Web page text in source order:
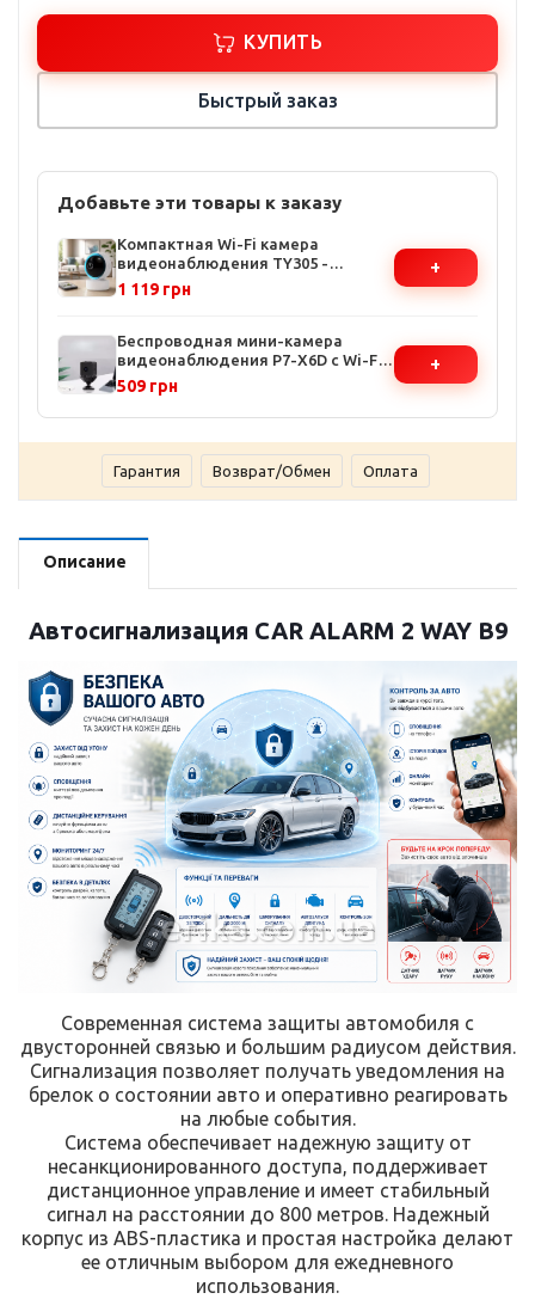
КУПИТЬ
Быстрый заказ
Добавьте эти товары к заказу
Компактная Wi-Fi камера
видеонаблюдения TY305 -
Поворотная, Full HD 3mp, ночная
съёмка, датчик движения
1 119 грн
+
Беспроводная мини-камера
видеонаблюдения P7-X6D с Wi-Fi -
HD качество, ночная съёмка,
датчик движения, поддержка
Android/iOS
509 грн
+
Гарантия Возврат/Обмен Оплата
Описание
Автосигнализация CAR ALARM 2 WAY B9
erika.com.ua
Современная система защиты автомобиля с
двусторонней связью и большим радиусом действия.
Сигнализация позволяет получать уведомления на
брелок о состоянии авто и оперативно реагировать
на любые события.
Система обеспечивает надежную защиту от
несанкционированного доступа, поддерживает
дистанционное управление и имеет стабильный
сигнал на расстоянии до 800 метров. Надежный
корпус из ABS-пластика и простая настройка делают
ее отличным выбором для ежедневного
использования.